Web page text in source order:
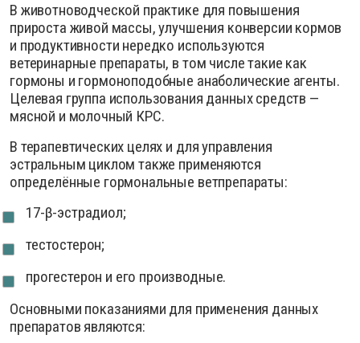
В животноводческой практике для повышения
прироста живой массы, улучшения конверсии кормов
и продуктивности нередко используются
ветеринарные препараты, в том числе такие как
гормоны и гормоноподобные анаболические агенты.
Целевая группа использования данных средств —
мясной и молочный КРС.
В терапевтических целях и для управления
эстральным циклом также применяются
определённые гормональные ветпрепараты:
17-β-эстрадиол;
тестостерон;
прогестерон и его производные.
Основными показаниями для применения данных
препаратов являются: